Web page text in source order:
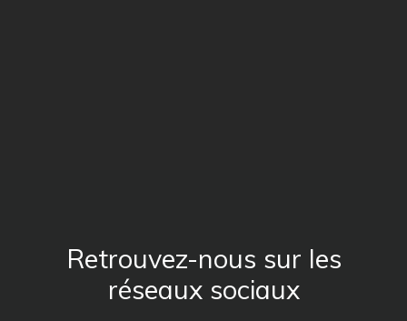
Retrouvez-nous sur les
réseaux sociaux